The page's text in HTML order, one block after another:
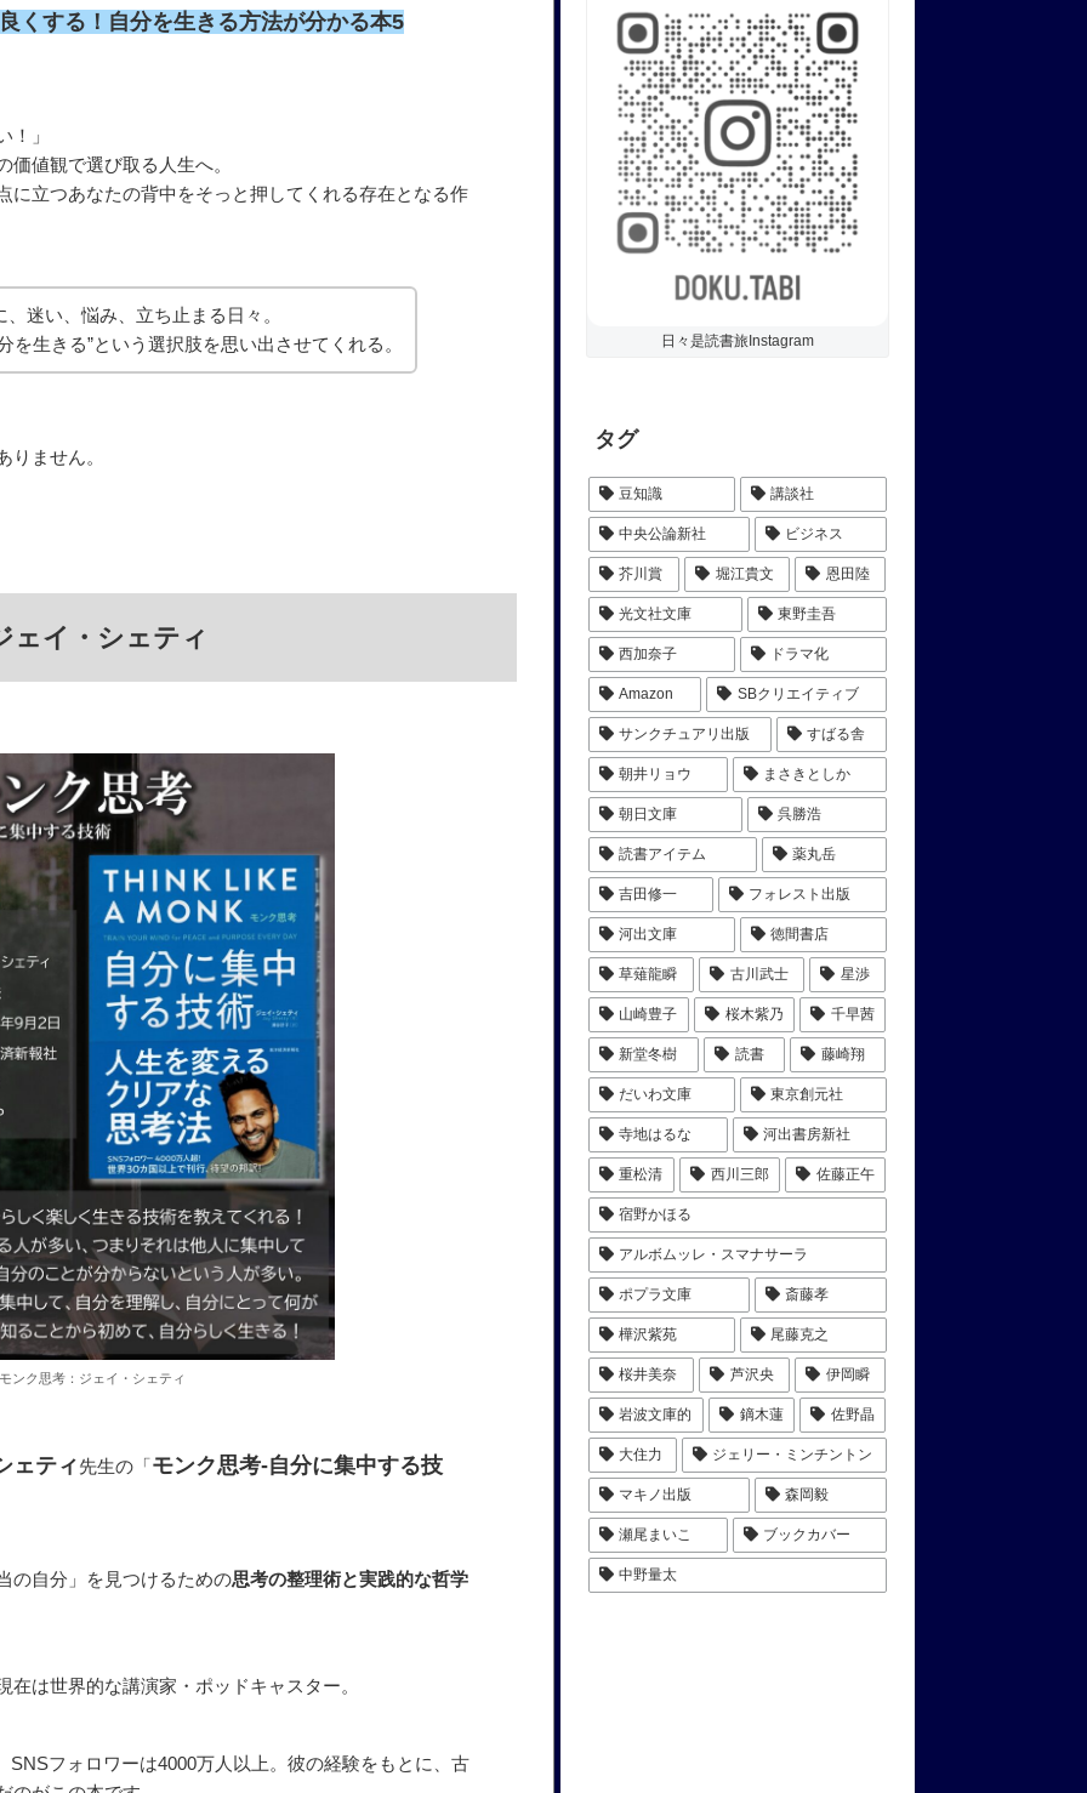
くする！自分を生きる方法が分かる本5
」
値観で選び取る人生へ。
に立つあなたの背中をそっと押してくれる存在となる作
迷い、悩み、立ち止まる日々。
を生きる”という選択肢を思い出させてくれる。
ません。
ェイ・シェティ
ンク思考：ジェイ・シェティ
ェティ先生の「モンク思考-自分に集中する技
の自分」を見つけるための思考の整理術と実践的な哲学
は世界的な講演家・ポッドキャスター。
SNSフォロワーは4000万人以上。彼の経験をもとに、古
日々是読書旅Instagram
タグ
豆知識 講談社
中央公論新社 ビジネス
芥川賞 堀江貴文 恩田陸
光文社文庫 東野圭吾
西加奈子 ドラマ化
Amazon SBクリエイティブ
サンクチュアリ出版 すばる舎
朝井リョウ まさきとしか
朝日文庫 呉勝浩
読書アイテム 薬丸岳
吉田修一 フォレスト出版
河出文庫 徳間書店
草薙龍瞬 古川武士 星渉
山崎豊子 桜木紫乃 千早茜
新堂冬樹 読書 藤崎翔
だいわ文庫 東京創元社
寺地はるな 河出書房新社
重松清 西川三郎 佐藤正午
宿野かほる
アルボムッレ・スマナサーラ
ポプラ文庫 斎藤孝
樺沢紫苑 尾藤克之
桜井美奈 芦沢央 伊岡瞬
岩波文庫的 鏑木蓮 佐野晶
大住力 ジェリー・ミンチントン
マキノ出版 森岡毅
瀬尾まいこ ブックカバー
中野量太